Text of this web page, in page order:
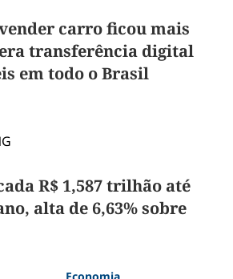
carro ficou mais
transferência digital
em todo o Brasil
R$ 1,587 trilhão até
alta de 6,63% sobre